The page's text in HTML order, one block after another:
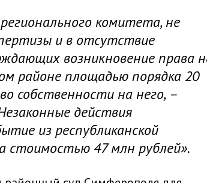
комитета, не
и в отсутствие
возникновение права
районе площадью порядка 20
собственности на него, –
действия
из республиканской
стоимостью 47 млн рублей».